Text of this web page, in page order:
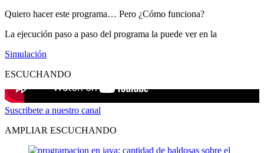
Quiero hacer este programa… Pero ¿Cómo funciona?
La ejecución paso a paso del programa la puede ver en la
Simulación
ESCUCHANDO
Suscribete a nuestro canal
AMPLIAR ESCUCHANDO